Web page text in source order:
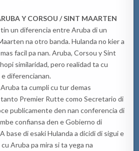
Y CORSOU / SINT MAARTEN
un diferencia entre Aruba di un
na otro banda. Hulanda no kier a
facil pa nan. Aruba, Corsou y Sint
similaridad, pero realidad ta cu
diferencianan.
ta cumpli cu tur demas
Premier Rutte como Secretario di
publicamente den nan conferencia di
confiansa den e Gobierno di
base di esaki Hulanda a dicidi di sigui e
Aruba pa mira si ta yega na